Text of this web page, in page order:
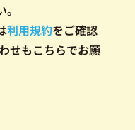
利用規約をご確認
せもこちらでお願